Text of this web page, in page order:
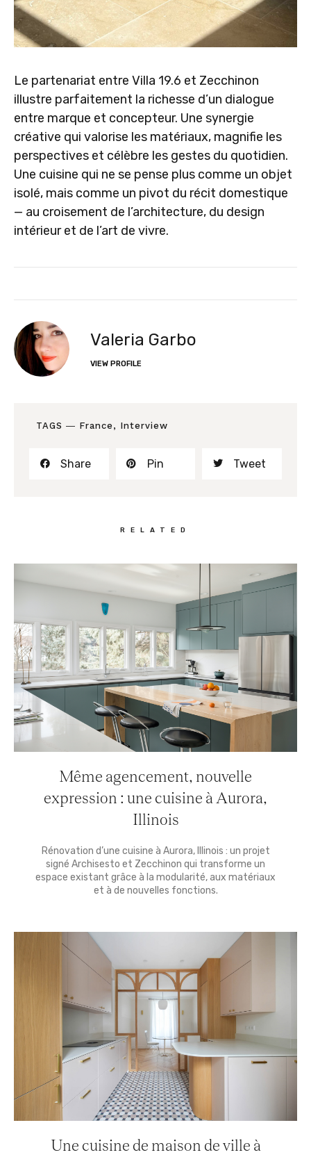
Le partenariat entre Villa 19.6 et Zecchinon
illustre parfaitement la richesse d’un dialogue
entre marque et concepteur. Une synergie
créative qui valorise les matériaux, magnifie les
perspectives et célèbre les gestes du quotidien.
Une cuisine qui ne se pense plus comme un objet
isolé, mais comme un pivot du récit domestique
— au croisement de l’architecture, du design
intérieur et de l’art de vivre.
Valeria Garbo
VIEW PROFILE
TAGS ― France , Interview
Share Pin Tweet
RELATED
Même agencement, nouvelle
expression : une cuisine à Aurora,
Illinois
Rénovation d’une cuisine à Aurora, Illinois : un projet
signé Archisesto et Zecchinon qui transforme un
espace existant grâce à la modularité, aux matériaux
et à de nouvelles fonctions.
Une cuisine de maison de ville à